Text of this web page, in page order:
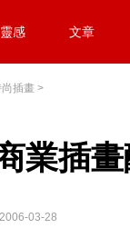
靈感 文章
尚插畫 >
業插畫
03-28